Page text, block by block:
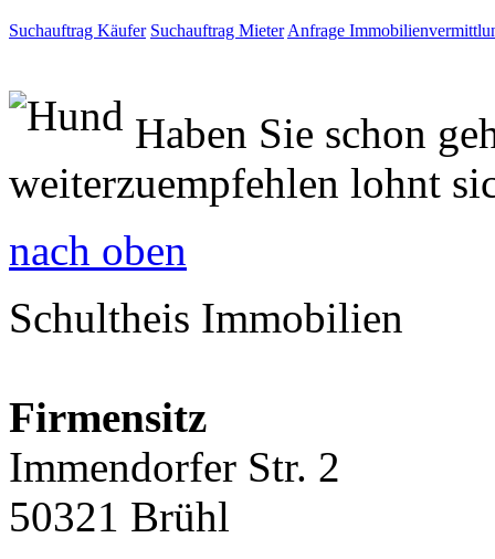
Suchauftrag Käufer Suchauftrag Mieter Anfrage
Haben Sie schon
weiterzuempfehlen lohnt
nach oben
Schultheis Immobilien
Firmensitz
Immendorfer Str. 2
50321 Brühl